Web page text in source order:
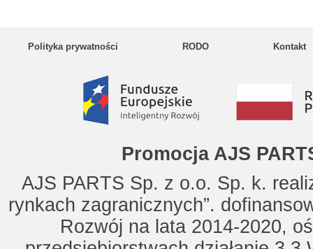
Polityka prywatności RODO Kontakt
Promocja AJS
AJS PARTS Sp. z o.o. Sp. k.
rynkach zagranicznych”.
Rozwój na lata 2014-2020,